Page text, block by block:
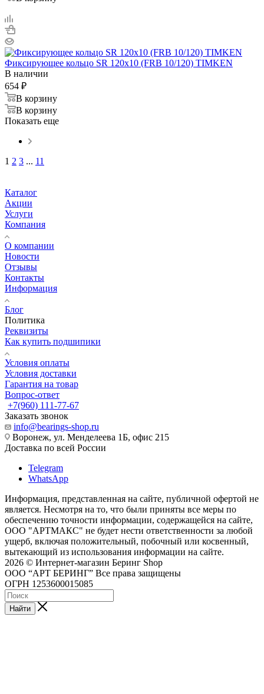
Фиксирующее кольцо SR 120x10 (FRB 10/120) TIMKEN
В наличии
654 ₽
В корзину
В корзину
Показать еще
1 2 3 ... 11
Каталог
Акции
Услуги
Компания
О компании
Новости
Отзывы
Контакты
Информация
Блог
Политика
Реквизиты
Как купить подшипики
Условия оплаты
Условия доставки
Гарантия на товар
Вопрос-ответ
+7(960) 111-77-67
Заказать звонок
info@bearings-shop.ru
Воронеж, ул. Менделеева 1Б, офис 215
Доставка по всей России
Telegram
WhatsApp
Информация, представленная на сайте, публичной офертой не
является. Несмотря на то, что были приняты все меры по
обеспечению точности информации, содержащейся на сайте,
ООО "АРТМАКС" не будет нести ответственности за любой
ущерб, включая положительный, побочный или косвенный,
вытекающий из использования информации на сайте.
2026 © Интернет-магазин Беринг Shop
ООО “АРТ БЕРИНГ” Все права защищены
ОГРН 1253600015085
Найти